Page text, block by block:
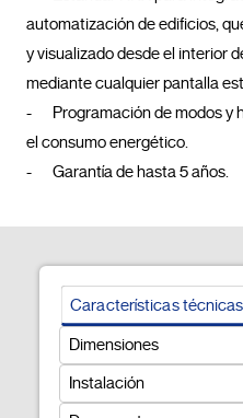
automatización de edificios,
y visualizado desde el interior
mediante cualquier pantalla
-	Programación de modos y horarios de carga, optimizando
el consumo energético.
Características técnicas
Dimensiones
Instalación